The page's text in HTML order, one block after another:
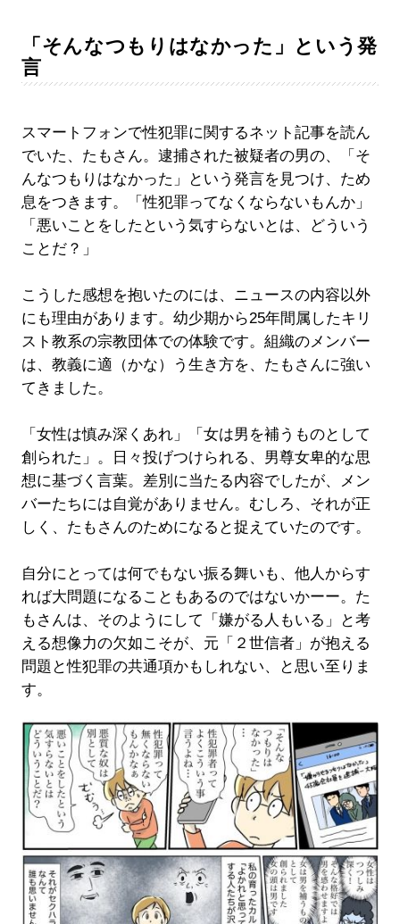
「そんなつもりはなかった」という発
言
スマートフォンで性犯罪に関するネット記事を読ん
でいた、たもさん。逮捕された被疑者の男の、「そ
んなつもりはなかった」という発言を見つけ、ため
息をつきます。「性犯罪ってなくならないもんか」
「悪いことをしたという気すらないとは、どういう
ことだ？」
こうした感想を抱いたのには、ニュースの内容以外
にも理由があります。幼少期から25年間属したキリ
スト教系の宗教団体での体験です。組織のメンバー
は、教義に適（かな）う生き方を、たもさんに強い
てきました。
「女性は慎み深くあれ」「女は男を補うものとして
創られた」。日々投げつけられる、男尊女卑的な思
想に基づく言葉。差別に当たる内容でしたが、メン
バーたちには自覚がありません。むしろ、それが正
しく、たもさんのためになると捉えていたのです。
自分にとっては何でもない振る舞いも、他人からす
れば大問題になることもあるのではないかーー。た
もさんは、そのようにして「嫌がる人もいる」と考
える想像力の欠如こそが、元「２世信者」が抱える
問題と性犯罪の共通項かもしれない、と思い至りま
す。